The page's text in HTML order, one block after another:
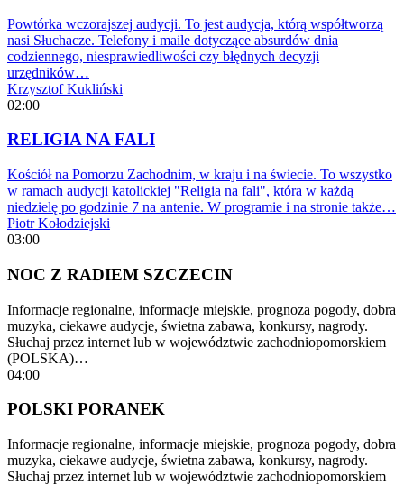
Powtórka wczorajszej audycji. To jest audycja, którą współtworzą
nasi Słuchacze. Telefony i maile dotyczące absurdów dnia
codziennego, niesprawiedliwości czy błędnych decyzji
urzędników…
Krzysztof Kukliński
02:00
RELIGIA NA FALI
Kościół na Pomorzu Zachodnim, w kraju i na świecie. To wszystko
w ramach audycji katolickiej "Religia na fali", która w każdą
niedzielę po godzinie 7 na antenie. W programie i na stronie także…
Piotr Kołodziejski
03:00
NOC Z RADIEM SZCZECIN
Informacje regionalne, informacje miejskie, prognoza pogody, dobra
muzyka, ciekawe audycje, świetna zabawa, konkursy, nagrody.
Słuchaj przez internet lub w województwie zachodniopomorskiem
(POLSKA)…
04:00
POLSKI PORANEK
Informacje regionalne, informacje miejskie, prognoza pogody, dobra
muzyka, ciekawe audycje, świetna zabawa, konkursy, nagrody.
Słuchaj przez internet lub w województwie zachodniopomorskiem